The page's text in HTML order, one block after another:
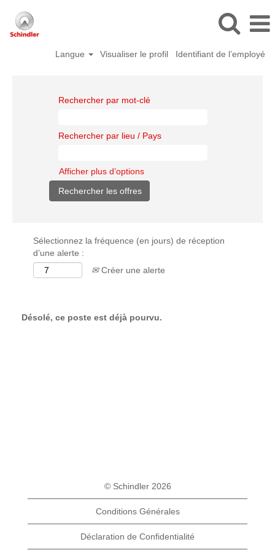
Langue Visualiser le profil Identifiant de l’employé
Rechercher par mot-clé
Rechercher par lieu / Pays
Afficher plus d’options
Sélectionnez la fréquence (en jours) de réception
d’une alerte :
Créer une alerte
Désolé, ce poste est déjà pourvu.
© Schindler 2026
Conditions Générales
Déclaration de Confidentialité